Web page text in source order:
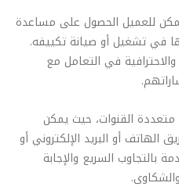
للعميل الحصول على مساعدة
في تشغيل أو صيانة تكييفه.
في التعامل مع
القنوات، حيث يمكن
الهاتف أو البريد الإلكتروني أو
بالتجاوب السريع والإجابة